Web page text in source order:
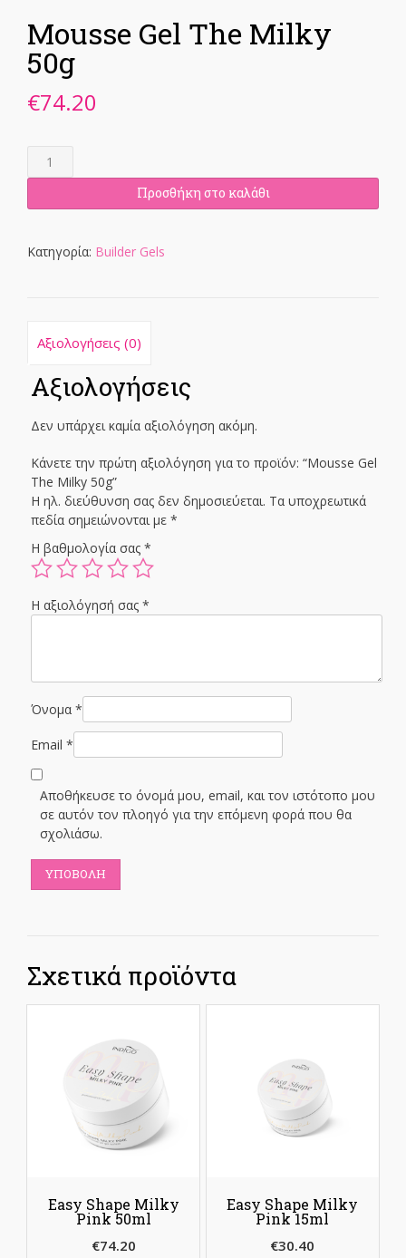
Mousse Gel The Milky
50g
€74.20
Mousse
Milky
ποσότητα
Προσθήκη στο καλάθι
Κατηγορία: Builder Gels
Αξιολογήσεις (0)
Αξιολογήσεις
Δεν υπάρχει καμία αξιολόγηση ακόμη.
Κάνετε την πρώτη αξιολόγηση για το προϊόν: “Mousse Gel
The Milky 50g”
Η ηλ. διεύθυνση σας δεν δημοσιεύεται. Τα υποχρεωτικά
πεδία σημειώνονται με *
Η βαθμολογία σας *
Η αξιολόγησή σας *
Όνομα *
Email *
Αποθήκευσε το όνομά μου, email, και τον ιστότοπο μου
σε αυτόν τον πλοηγό για την επόμενη φορά που θα
σχολιάσω.
Σχετικά προϊόντα
Easy Shape Milky
Pink 50ml
€74.20
Easy Shape Milky
Pink 15ml
€30.40